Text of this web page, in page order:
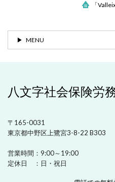
「
MENU
八文字社会保険労
〒165-0031
東京都中野区上鷺宮3-8-22 B303
営業時間： 9:00～19:00
定休日 ： 日・祝日